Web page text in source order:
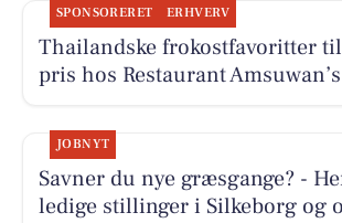
SPONSORERET ERHVERV
Thailandske frokostfavoritter
pris hos Restaurant Amsuwan’s
JOBNYT
Savner du nye græsgange? -
ledige stillinger i Silkeborg og